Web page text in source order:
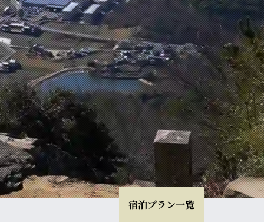
宿泊プラン一覧